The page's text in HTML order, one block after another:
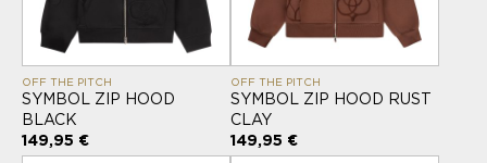
OFF THE PITCH
SYMBOL ZIP HOOD
BLACK
149,95 €
OFF THE PITCH
SYMBOL ZIP HOOD RUST
CLAY
149,95 €